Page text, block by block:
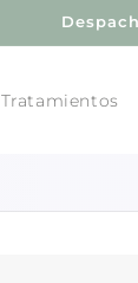
Tratamientos